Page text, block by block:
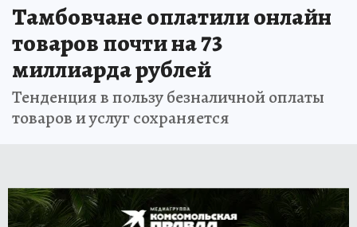
Тамбовчане оплатили онлайн
товаров почти на 73
миллиарда рублей
Тенденция в пользу безналичной оплаты
товаров и услуг сохраняется